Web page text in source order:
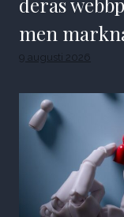
men
9 augusti 2026